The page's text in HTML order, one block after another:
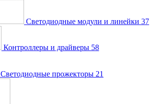
Светодиодные модули и линейки 37
Контроллеры и драйверы 58
Светодиодные прожекторы 21